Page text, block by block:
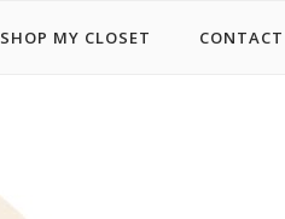
SHOP MY CLOSET CONTACT